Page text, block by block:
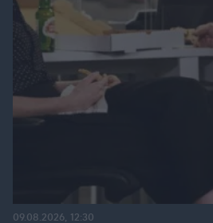
09.08.2026, 12:30